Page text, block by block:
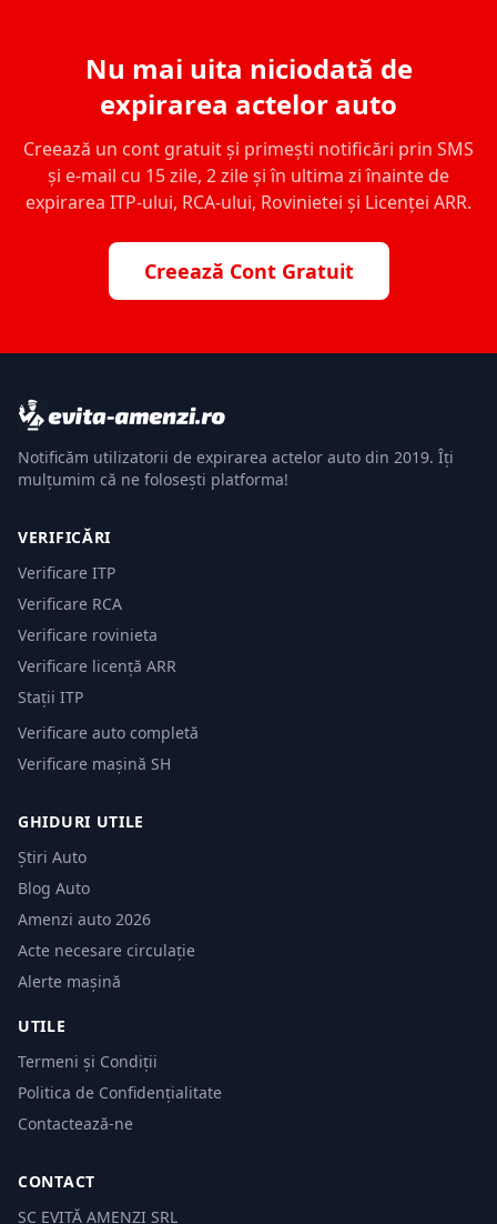
Nu mai uita niciodată de
expirarea actelor auto
Creează un cont gratuit și primești notificări prin SMS
și e-mail cu 15 zile, 2 zile și în ultima zi înainte de
expirarea ITP-ului, RCA-ului, Rovinietei și Licenței ARR.
Creează Cont Gratuit
Notificăm utilizatorii de expirarea actelor auto din 2019. Îți
mulțumim că ne folosești platforma!
VERIFICĂRI
Verificare ITP
Verificare RCA
Verificare rovinieta
Verificare licență ARR
Stații ITP
Verificare auto completă
Verificare mașină SH
GHIDURI UTILE
Știri Auto
Blog Auto
Amenzi auto 2026
Acte necesare circulație
Alerte mașină
UTILE
Termeni și Condiții
Politica de Confidențialitate
Contactează-ne
CONTACT
SC EVITĂ AMENZI SRL